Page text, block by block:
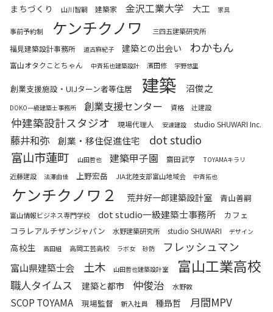
まちづくり 山川智嗣 建築家 金沢工業大学 大工 家具
事前予約制 ケンチクノワ 三四五建築研究所
福見建築設計事務所 道古麻紀子 建築との出会い わかもん
富山オタクことちゃん 中斉拓也建築設計 濱田修 宇野悠里
創業支援施設・UIJターン者等住居 建築 沼俊之
DOKO一級建築士事務所 創業支援センター 資格 辻建設
仲建築設計スタジオ 現場代理人 安達建設 studio SHUWARI Inc.
藤井和弥 創業・移住促進住宅 dot studio
富山市蓮町 山田哲也 建築甲子園 齋田武亨 TOYAMAキラリ
近藤建設 法澤由佳 上野宏岳 JIA北陸支部富山地域会 中斉拓也
ケンチクノワ２ 荒井好一郎建築設計室 青山善嗣
富山情報ビジネス専門学校 dot studio一級建築士事務所
カフェ
コラレアルチザンジャパン
水野建築研究所 studio SHUWARI デザイン
高校生 高田組 高岡工芸高校 ラボ女 砂防 フレッシュマン
富山県建築士会 土木 山田哲也建築設計室 富山工業高校
職人タイムス 建築と都市 仲俊治 水野敦
SCOP TOYAMA 現場監督 新入社員 種昻哲 月間MPV